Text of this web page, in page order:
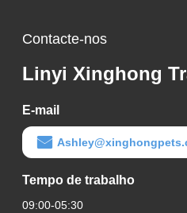
Contacte-nos
Linyi Xinghong
E-mail
Tempo de trabalho
09:00-05:30